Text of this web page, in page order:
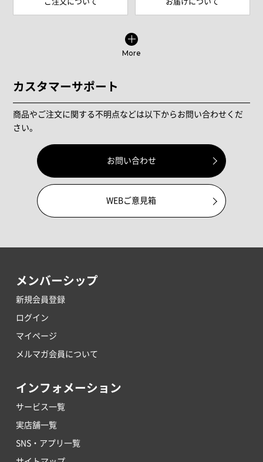
More
カスタマーサポート
商品やご注文に関する不明点などは以下からお問い合わせくだ
さい。
お問い合わせ
WEBご意見箱
メンバーシップ
新規会員登録
ログイン
マイページ
メルマガ会員について
インフォメーション
サービス一覧
実店舗一覧
SNS・アプリ一覧